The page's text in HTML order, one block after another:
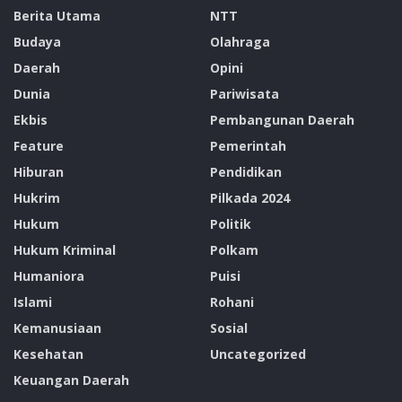
Berita Utama
Budaya
Daerah
Dunia
Ekbis
Feature
Hiburan
Hukrim
Hukum
Hukum Kriminal
Humaniora
Islami
Kemanusiaan
Kesehatan
Keuangan Daerah
NTT
Olahraga
Opini
Pariwisata
Pembangunan Daerah
Pemerintah
Pendidikan
Pilkada 2024
Politik
Polkam
Puisi
Rohani
Sosial
Uncategorized